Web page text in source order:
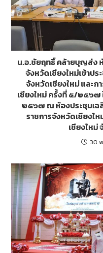
น.อ.ชัยฤทธิ์ คล้ายบุญส่ง
จังหวัดเชียงใหม่เข้าป
จังหวัดเชียงใหม่ และ
เชียงใหม่ ครั้งที่ ๕/๒๕๖
๒๕๖๗ ณ ห้องประชุมเฉ
ราชการจังหวัดเชียงใ
เชียงใหม่
30